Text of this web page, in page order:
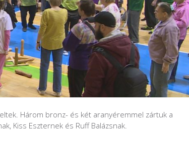
Három bronz- és két aranyéremmel zártuk a
Kiss Eszternek és Ruff Balázsnak.